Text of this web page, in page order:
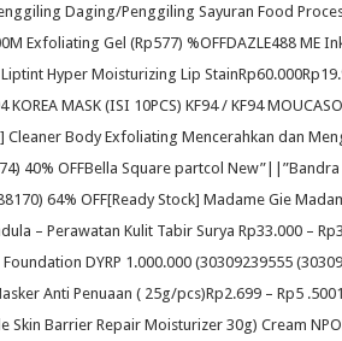
Daging/Penggiling Sayuran Food
Exfoliating Gel (Rp577) %OFFDAZLE488 ME
Hyper Moisturizing Lip
KOREA MASK (ISI 10PCS) KF94 / KF94
Cleaner Body Exfoliating Mencerahkan dan
40% OFFBella Square partcol New”||”Bandra
64% OFF[Ready Stock] Madame Gie
– Perawatan Kulit Tabir Surya Rp33.000 –
DYRP 1.000.000 (30309239555
Anti Penuaan ( 25g/pcs)Rp2.699 – Rp5
Skin Barrier Repair Moisturizer 30g) Cream